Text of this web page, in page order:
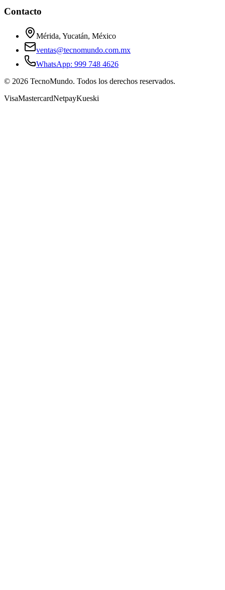
Contacto
Mérida, Yucatán, México
ventas@tecnomundo.com.mx
WhatsApp: 999 748 4626
© 2026 TecnoMundo. Todos los derechos reservados.
VisaMastercardNetpayKueski